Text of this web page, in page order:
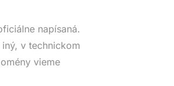
napísaná.
v technickom
vieme